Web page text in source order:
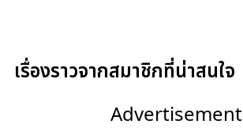
เรื่องราวจากสมาชิกที่น่าสนใจ
Advertisement